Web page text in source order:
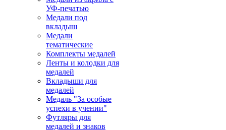
УФ-печатью
Медали под
вкладыш
Медали
тематические
Комплекты медалей
Ленты и колодки для
медалей
Вкладыши для
медалей
Медаль "За особые
успехи в учении"
Футляры для
медалей и знаков